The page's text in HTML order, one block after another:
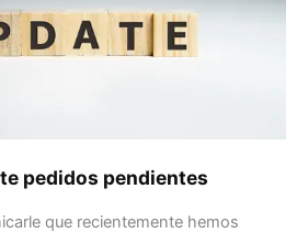
pedidos pendientes
que recientemente hemos